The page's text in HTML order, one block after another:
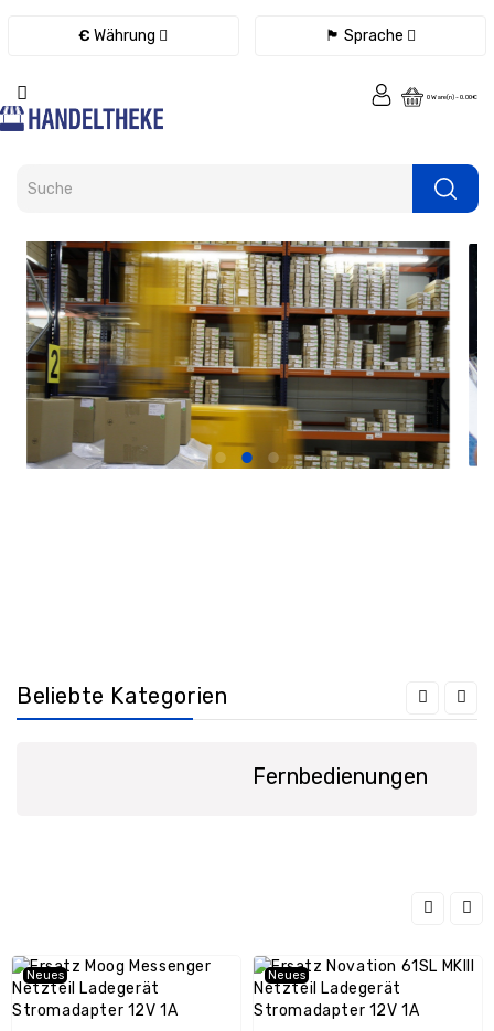
€ Währung 🏴 Sprache
Fernbedienungen
Ladegeräte
eBook
Ersatzteile
Tablet
Ersatzteile
Handy
Ersatzteile
Ersatzteile
0 Ware(n) - 0.00€
Beliebte Kategorien
Fernbedienungen
Neues Neues